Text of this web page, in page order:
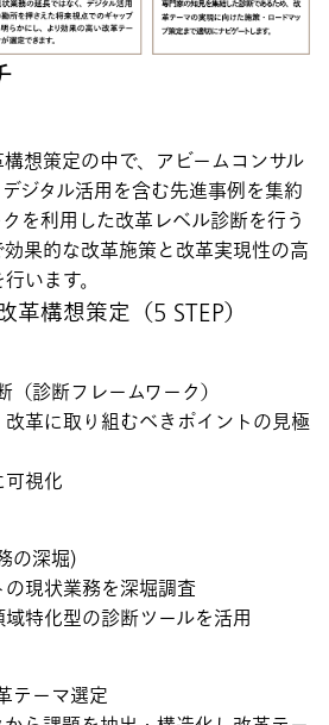
想策定の中で、アビームコンサル
ジタル活用を含む先進事例を集約
を利用した改革レベル診断を行う
果的な改革施策と改革実現性の高
います。
構想策定（5 STEP）
（診断フレームワーク）
革に取り組むべきポイントの見極
視化
の深堀)
現状業務を深堀調査
特化型の診断ツールを活用
テーマ選定